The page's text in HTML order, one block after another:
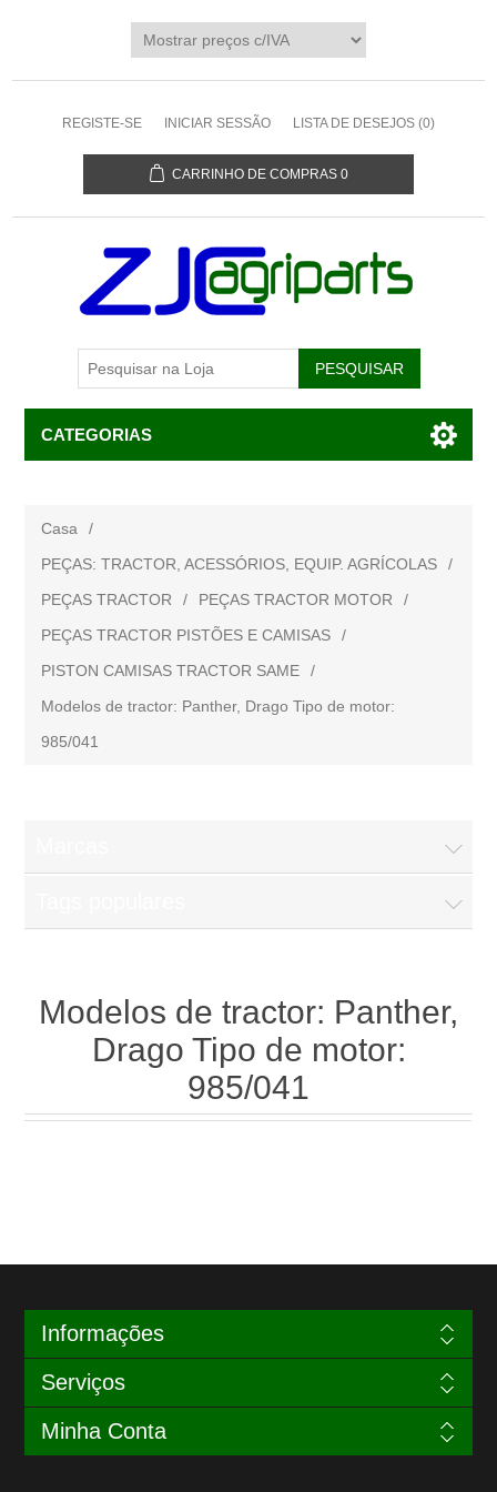
REGISTE-SE INICIAR SESSÃO LISTA DE DESEJOS (0)
CARRINHO DE COMPRAS 0
CATEGORIAS
Casa
/
PEÇAS: TRACTOR, ACESSÓRIOS, EQUIP. AGRÍCOLAS
/
PEÇAS TRACTOR
/ PEÇAS TRACTOR MOTOR
/
PEÇAS TRACTOR PISTÕES E CAMISAS
/
PISTON CAMISAS TRACTOR SAME
/
Modelos de tractor: Panther, Drago Tipo de motor:
985/041
Modelos de tractor: Panther,
Drago Tipo de motor:
985/041
Informações
Serviços
Minha Conta